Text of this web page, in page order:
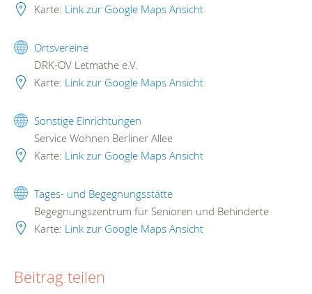
Karte: Link zur Google Maps Ansicht
Ortsvereine
DRK-OV Letmathe e.V.
Karte: Link zur Google Maps Ansicht
Sonstige Einrichtungen
Service Wohnen Berliner Allee
Karte: Link zur Google Maps Ansicht
Tages- und Begegnungsstätte
Begegnungszentrum für Senioren und Behinderte
Karte: Link zur Google Maps Ansicht
Beitrag teilen